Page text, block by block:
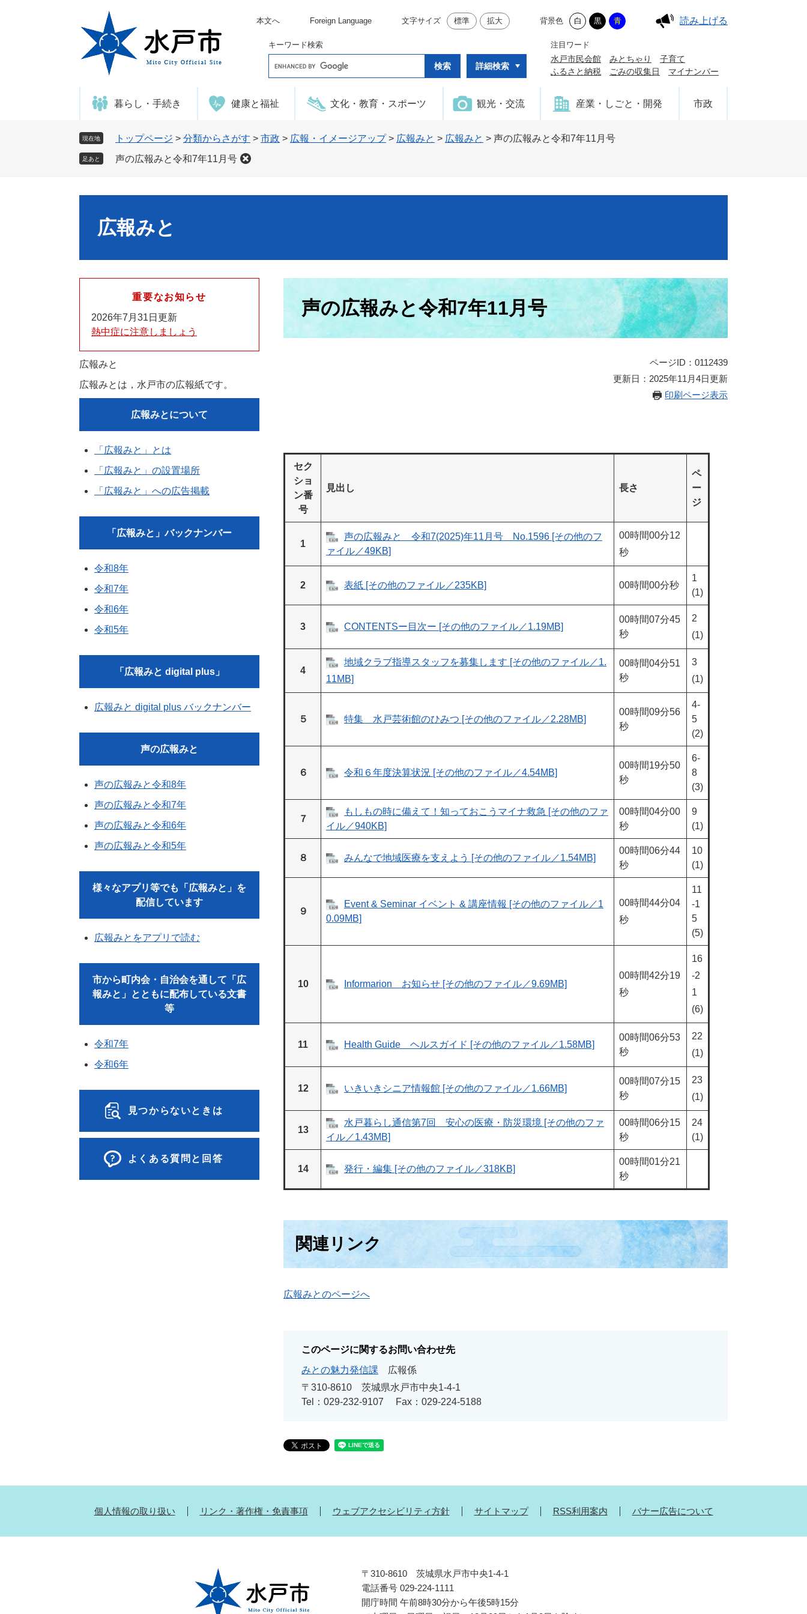
本文へ Foreign Language 文字サイズ 標準 拡大 背景色 白 黒 青 読み上げる
キーワード検索
o
e
タ
ム
詳細検索
注目ワード
水戸市民会館 みとちゃり
子育て
ふるさと納税
ごみの収集日 マイナンバー
暮らし・手続き 健康と福祉 文化・教育・スポーツ 観光・交流 産業・しごと・開発 市政
現在地 トップページ > 分類からさがす > 市政 > 広報・イメージアップ > 広報みと > 広報みと > 声の広報みと令和7年11月号
足あと 声の広報みと令和7年11月号
広報みと
声の広報みと令和7年11月号
ページID：0112439
更新日：2025年11月4日更新
印刷ページ表示
セク
ショ
ン番
号
見出し 長さ
ペ
ー
ジ
1
声の広報みと 令和7(2025)年11月号 No.1596 [その他のフ
ァイル／49KB]
00時間00分12
秒
2 表紙 [その他のファイル／235KB] 00時間00分秒
1
(1)
3 CONTENTSー目次ー [その他のファイル／1.19MB]
00時間07分45
秒
2
(1)
4
地域クラブ指導スタッフを募集します [その他のファイル／1.
11MB]
00時間04分51
秒
3
(1)
５ 特集 水戸芸術館のひみつ [その他のファイル／2.28MB]
00時間09分56
秒
4-
5
(2)
６ 令和６年度決算状況 [その他のファイル／4.54MB]
00時間19分50
秒
6-
8
(3)
７
もしもの時に備えて！知っておこうマイナ救急 [その他のファ
イル／940KB]
00時間04分00
秒
9
(1)
８ みんなで地域医療を支えよう [その他のファイル／1.54MB]
00時間06分44
秒
10
(1)
９
Event & Seminar イベント & 講座情報 [その他のファイル／1
0.09MB]
00時間44分04
秒
11
-1
5
(5)
10 Informarion お知らせ [その他のファイル／9.69MB]
00時間42分19
秒
16
-2
1
(6)
11 Health Guide ヘルスガイド [その他のファイル／1.58MB]
00時間06分53
秒
22
(1)
12 いきいきシニア情報館 [その他のファイル／1.66MB]
00時間07分15
秒
23
(1)
13
水戸暮らし通信第7回 安心の医療・防災環境 [その他のファ
イル／1.43MB]
00時間06分15
秒
24
(1)
14 発行・編集 [その他のファイル／318KB]
00時間01分21
秒
関連リンク
広報みとのページへ
このページに関するお問い合わせ先
みとの魅力発信課
広報係
〒310-8610
茨城県水戸市中央1-4-1
Tel：029-232-9107
Fax：029-224-5188
重要なお知らせ
2026年7月31日更新
熱中症に注意しましょう
広報みと
広報みとは，水戸市の広報紙です。
広報みとについて
「広報みと」とは
「広報みと」の設置場所
「広報みと」への広告掲載
「広報みと」バックナンバー
令和8年
令和7年
令和6年
令和5年
「広報みと digital plus」
広報みと digital plus バックナンバー
声の広報みと
声の広報みと令和8年
声の広報みと令和7年
声の広報みと令和6年
声の広報みと令和5年
様々なアプリ等でも「広報みと」を
配信しています
広報みとをアプリで読む
市から町内会・自治会を通して「広
報みと」とともに配布している文書
等
令和7年
令和6年
見つからないときは
よくある質問と回答
個人情報の取り扱い リンク・著作権・免責事項 ウェブアクセシビリティ方針 サイトマップ RSS利用案内 バナー広告について
〒310-8610 茨城県水戸市中央1-4-1
電話番号 029-224-1111
開庁時間 午前8時30分から午後5時15分